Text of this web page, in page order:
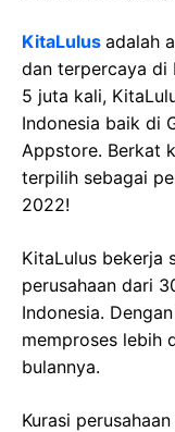
KitaLulus adalah
dan terpercaya di
5 juta kali,
Indonesia baik di
Appstore. Berkat
terpilih sebagai
2022!
KitaLulus bekerja
perusahaan dari
Indonesia.
memproses lebih
bulannya.
Kurasi